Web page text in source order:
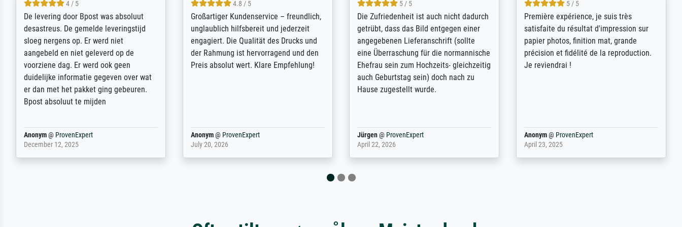
5 / 5
Sehr gute Qualität des Leinwanddrucks
und des Rahmens! Unser Bild wurde
sehr sorgfältig und sicher verpackt, so
dass es unbeschadet bei uns ankam. Es
wird nicht unser letzter Meisterdruck
sein. Vielen Dank!
Reinhold,@ProvenExpert
April 22, 2026
5 / 5
Für ein Erinnerungsbuch mit der
Feldpost meines Großvaters aus dem 1.
Weltkrieg benötigte ich ein
ausdrucksvolles Bild. Das habe ich bei
Ihnen gefunden. Bei der Auswahl der
weiter. Vielen ...
Margot@ProvenExpert
February 20, 2026
4.8 / 5
Hervorragende Qualität. Man kann sich
vieles anpassen lassen, wie z.B.:
Randentfernung, Farbe, Helligkeit,
Kontrast und Weiteres. Sehr freundliche
Kontaktperson per Mail. Das Bild (ein
Kunstdruck) wurde sehr gut verpackt -
sehr starke Papprolle mit Plastikdeckeln
Anonym@ProvenExpert
August 12, 2025
4.8 / 5
Qualité absolument irréprochable.
Extraordinaire diversité des thèmes
abordés et personnalisation des
demandes (recadrage, réajustement des
couleurs). Relation clientèle parfaite.
Anonym@ ProvenExpert
March 31, 2025